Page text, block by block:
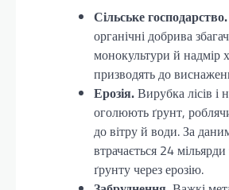
Сільське господарство.
органічні добрива
монокультури й надмір
призводять до
Ерозія.Вирубка лісів і
оголюють ґрунт,
до вітру й води. За
втрачається 24
ґрунту через ерозію.